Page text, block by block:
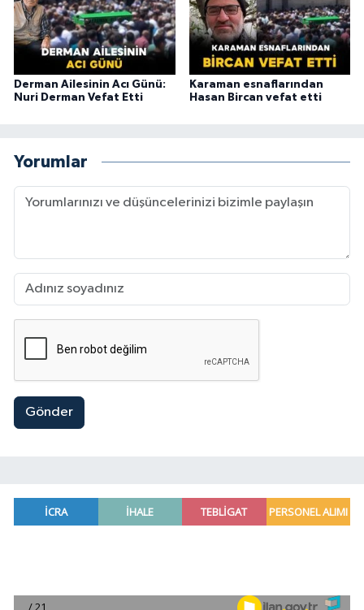
Derman Ailesinin Acı Günü:
Nuri Derman Vefat Etti
Karaman esnaflarından
Hasan Bircan vefat etti
Yorumlar
Gönder